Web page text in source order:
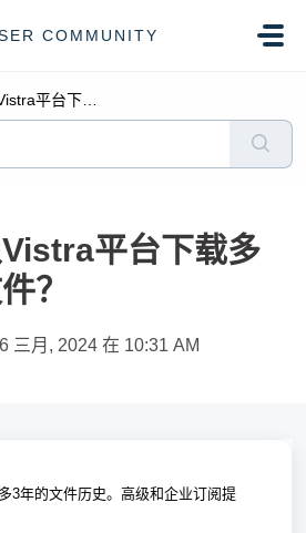
COMMUNITY
下载多少年的文件？
平台下载多
？
三月, 2024 在 10:31 AM
3年的文件历史。高级和企业订阅提